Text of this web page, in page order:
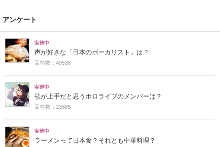
アンケート
実施中
声が好きな「日本のボーカリスト」は？
回答数：49538
実施中
歌が上手だと思うホロライブのメンバーは？
回答数：23885
実施中
ラーメンって日本食？それとも中華料理？